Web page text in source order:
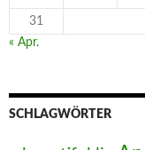
31
« Apr.
SCHLAGWÖRTER